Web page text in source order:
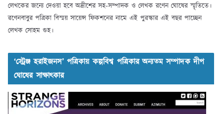
লেখকের জন্যে দেওয়া হবে অদ্রীশের সহ-সম্পাদক ও লেখক রণেন ঘোষের স্মৃতিতে।
রণেনবাবুর পত্রিকা বিস্ময় সায়েন্স ফিকশনের নামে এই পুরস্কার এই বছর পাচ্ছেন
লেখক সোহম গুহ।
‘স্ট্রেঞ্জ হরাইজনস’ পত্রিকায় কল্পবিশ্ব পত্রিকার অন্যতম সম্পাদক দীপ
ঘোষের সাক্ষাৎকার